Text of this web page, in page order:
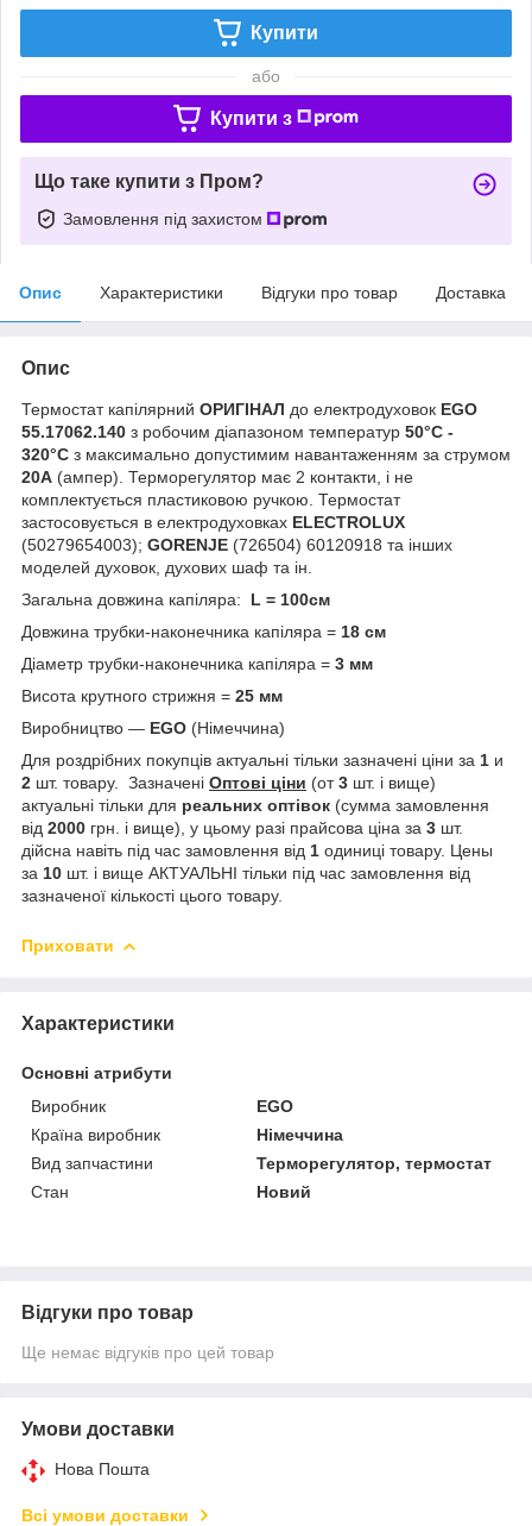
Купити
або
Купити з
Що таке купити з Пром?
Замовлення під захистом
Опис Характеристики Відгуки про товар Доставка
Опис
Термостат капілярний ОРИГІНАЛ до електродуховок EGO
55.17062.140 з робочим діапазоном температур 50°C -
320°C з максимально допустимим навантаженням за струмом
20А (ампер). Терморегулятор має 2 контакти,
і не
комплектується пластиковою ручкою. Термостат
застосовується в електродуховках ELECTROLUX
(50279654003); GORENJE (726504) 60120918 та інших
моделей духовок, духових шаф та ін.
Загальна довжина капіляра:
L = 100см
Довжина трубки-наконечника капіляра = 18 см
Діаметр трубки-наконечника капіляра = 3 мм
Висота крутного стрижня = 25 мм
Виробництво — EGO (Німеччина)
Для роздрібних покупців актуальні тільки зазначені ціни за 1 и
2 шт. товару. Зазначені Оптові ціни (от3 шт. і вище)
актуальні тільки для реальних оптівок (сумма замовлення
від 2000 грн. і вище), у цьому разі прайсова ціна за 3 шт.
дійсна навіть під час замовлення від 1 одиниці товару. Цены
за 10 шт. і вище АКТУАЛЬНІ тільки під час замовлення від
зазначеної кількості цього товару.
Приховати
Характеристики
Основні атрибути
Виробник
EGO
Країна виробник
Німеччина
Вид запчастини
Терморегулятор, термостат
Стан
Новий
Відгуки про товар
Ще немає відгуків про цей товар
Умови доставки
Нова Пошта
Всі умови доставки